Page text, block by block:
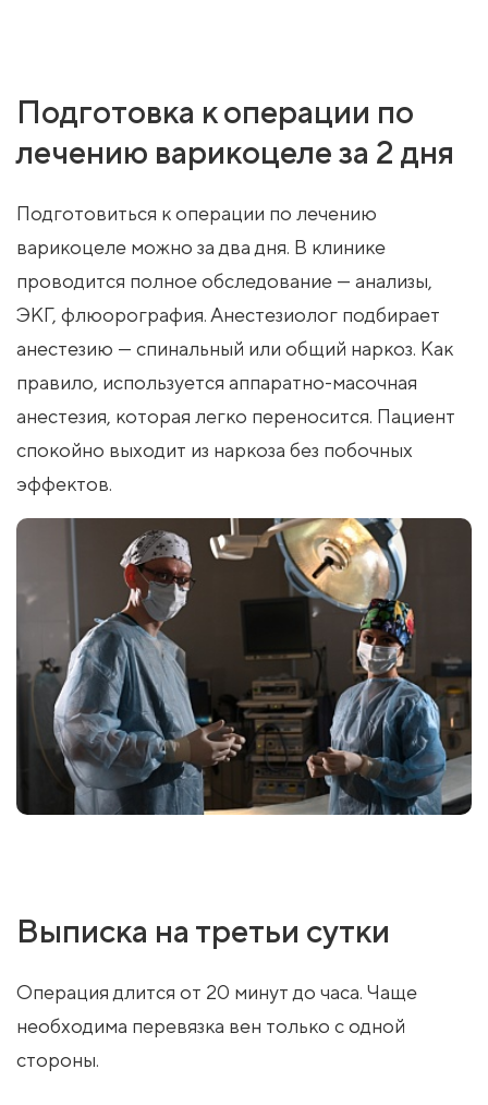
Подготовка к операции по
лечению варикоцеле за 2 дня
Подготовиться к операции по лечению
варикоцеле можно за два дня. В клинике
проводится полное обследование — анализы,
ЭКГ, флюорография. Анестезиолог подбирает
анестезию — спинальный или общий наркоз. Как
правило, используется аппаратно-масочная
анестезия, которая легко переносится. Пациент
спокойно выходит из наркоза без побочных
эффектов.
Выписка на третьи сутки
Операция длится от 20 минут до часа. Чаще
необходима перевязка вен только с одной
стороны.